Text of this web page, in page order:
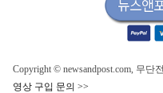
Copyright © newsandpost.com, 무
영상 구입 문의 >>